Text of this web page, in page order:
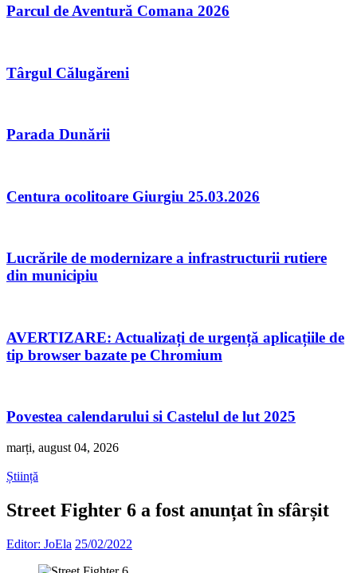
Parcul de Aventură Comana 2026
Târgul Călugăreni
Parada Dunării
Centura ocolitoare Giurgiu 25.03.2026
Lucrările de modernizare a infrastructurii rutiere
din municipiu
AVERTIZARE: Actualizați de urgență aplicațiile de
tip browser bazate pe Chromium
Povestea calendarului si Castelul de lut 2025
marți, august 04, 2026
Știință
Street Fighter 6 a fost anunțat în sfârșit
Editor: JoEla 25/02/2022